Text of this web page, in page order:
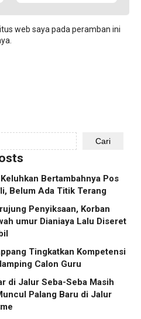
web saya pada peramban ini
Cari
Bertambahnya Pos
Belum Ada Titik Terang
Penyiksaan, Korban
umur Dianiaya Lalu Diseret
Tingkatkan Kompetensi
Calon Guru
di Jalur Seba-Seba Masih
Palang Baru di Jalur